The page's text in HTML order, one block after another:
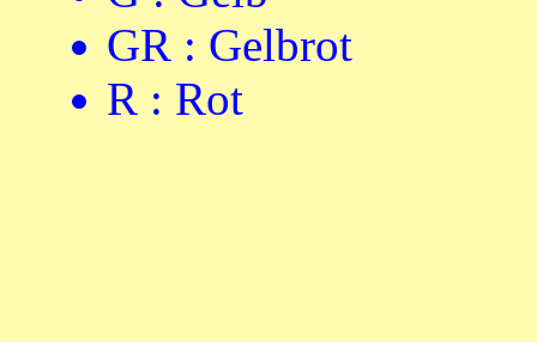
GR : Gelbrot
R : Rot